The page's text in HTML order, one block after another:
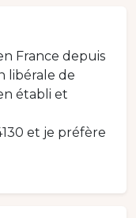
France depuis
libérale de
établi et
et je préfère